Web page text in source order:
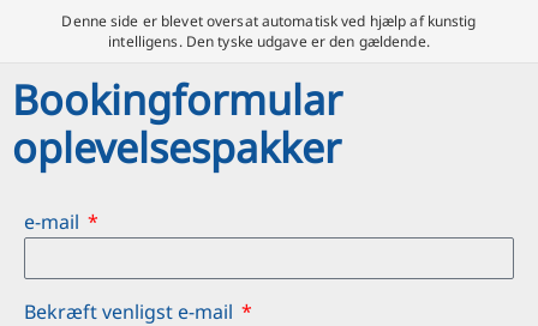
Denne side er blevet oversat automatisk ved hjælp af kunstig
intelligens. Den tyske udgave er den gældende.
Bookingformular
oplevelsespakker
e-mail
Bekræft venligst e-mail